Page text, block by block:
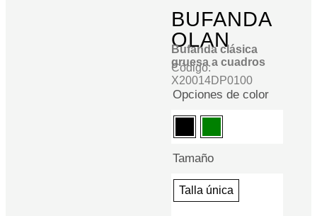
BUFANDA
OLAN
Bufanda clásica
gruesa a cuadros
Código:
X20014DP0100
Opciones de color
Tamaño
Talla única